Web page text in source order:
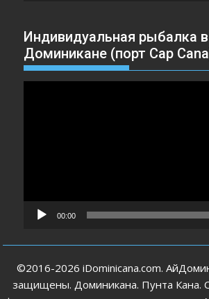
Индивидуальная рыбалка в
Доминикане (порт Cap
00:00
©2016-2026 iDominicana.com.
защищены. Доминикана. Пунта Кана.